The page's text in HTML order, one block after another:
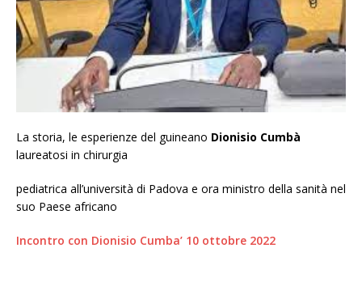
La storia, le esperienze del guineano Dionisio Cumbà
laureatosi in chirurgia
pediatrica all’università di Padova e ora ministro della sanità nel
suo Paese africano
Incontro con Dionisio Cumba’ 10 ottobre 2022